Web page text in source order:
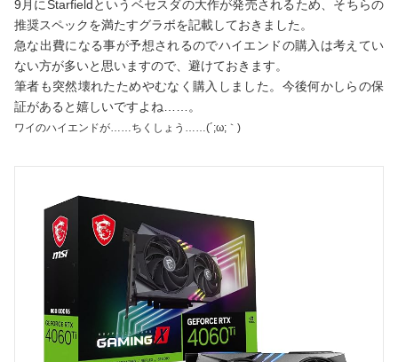
9月にStarfieldというベセスダの大作が発売されるため、そちらの
推奨スペックを満たすグラボを記載しておきました。
急な出費になる事が予想されるのでハイエンドの購入は考えてい
ない方が多いと思いますので、避けておきます。
筆者も突然壊れたためやむなく購入しました。今後何かしらの保
証があると嬉しいですよね……。
ワイのハイエンドが……ちくしょう……(´;ω;｀)